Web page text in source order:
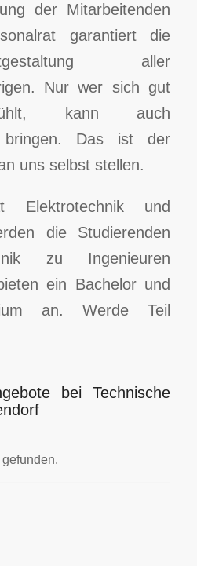
der Mitarbeitenden
garantiert die
aller
Nur wer sich gut
kann auch
bringen. Das ist der
uns selbst stellen.
und
die Studierenden
zu Ingenieuren
ein Bachelor und
an. Werde Teil
bei Technische